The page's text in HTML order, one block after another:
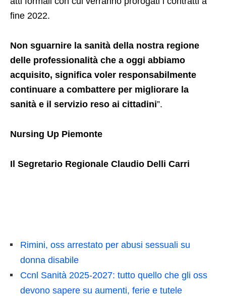
fine 2022.
Non sguarnire la sanità della nostra regione
delle professionalità che a oggi abbiamo
acquisito, significa voler responsabilmente
continuare a combattere per migliorare la
sanità e il servizio reso ai cittadini”.
Nursing Up Piemonte
Il Segretario Regionale Claudio Delli Carri
Rimini, oss arrestato per abusi sessuali su
donna disabile
Ccnl Sanità 2025-2027: tutto quello che gli oss
devono sapere su aumenti, ferie e tutele